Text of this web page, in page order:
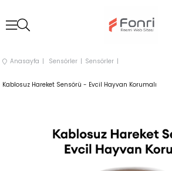
Anasayfa Sensörler Sensörler
Kablosuz Hareket Sensörü - Evcil Hayvan Korumalı